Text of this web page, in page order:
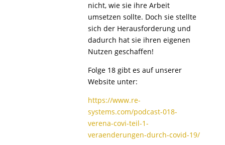
nicht, wie sie ihre Arbeit
umsetzen sollte. Doch sie stellte
sich der Herausforderung und
dadurch hat sie ihren eigenen
Nutzen geschaffen!
Folge 18 gibt es auf unserer
Website unter:
https://www.re-
systems.com/podcast-018-
verena-covi-teil-1-
veraenderungen-durch-covid-19/